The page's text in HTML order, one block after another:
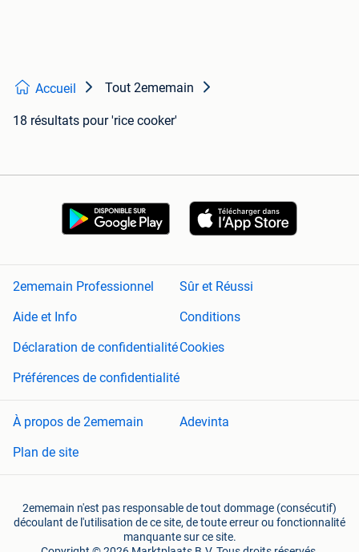
Accueil Tout 2ememain
18 résultats pour 'rice cooker'
2ememain Professionnel
Sûr et Réussi
Aide et Info
Conditions
Déclaration de confidentialitéCookies
Préférences de confidentialité
À propos de 2ememain
Adevinta
Plan de site
2ememain n'est pas responsable de tout dommage (consécutif)
découlant de l'utilisation de ce site, de toute erreur ou fonctionnalité
manquante sur ce site.